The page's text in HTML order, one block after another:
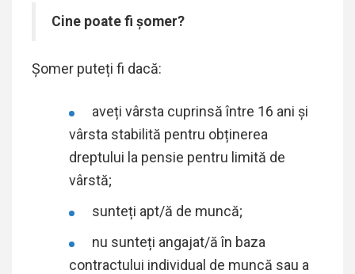
Cine poate fi șomer?
Șomer puteți fi dacă:
aveți vârsta cuprinsă între 16 ani și
vârsta stabilită pentru obținerea
dreptului la pensie pentru limită de
vârstă;
sunteți apt/ă de muncă;
nu sunteți angajat/ă în baza
contractului individual de muncă sau a